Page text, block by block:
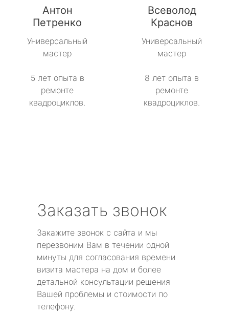
Антон
Петренко
Универсальный
мастер
5 лет опыта в
ремонте
квадроциклов.
Всеволод
Краснов
Универсальный
мастер
8 лет опыта в
ремонте
квадроциклов.
Заказать звонок
Закажите звонок с сайта и мы
перезвоним Вам в течении одной
минуты для согласования времени
визита мастера на дом и более
детальной консультации решения
Вашей проблемы и стоимости по
телефону.